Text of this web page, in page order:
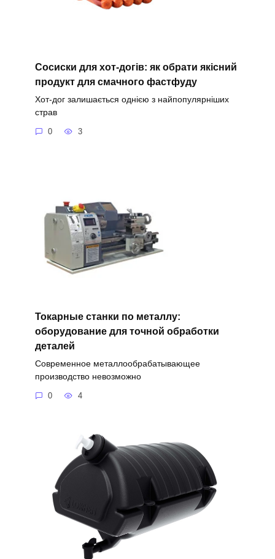
Сосиски для хот-догів: як обрати якісний
продукт для смачного фастфуду
Хот-дог залишається однією з найпопулярніших
страв
0 3
Токарные станки по металлу:
оборудование для точной обработки
деталей
Современное металлообрабатывающее
производство невозможно
0 4